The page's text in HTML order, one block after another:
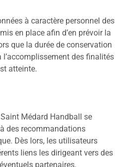
à caractère personnel des
en place afin d’en prévoir la
que la durée de conservation
l’accomplissement des finalités
atteinte.
Médard Handball se
des recommandations
Dès lors, les utilisateurs
liens les dirigeant vers des
partenaires.